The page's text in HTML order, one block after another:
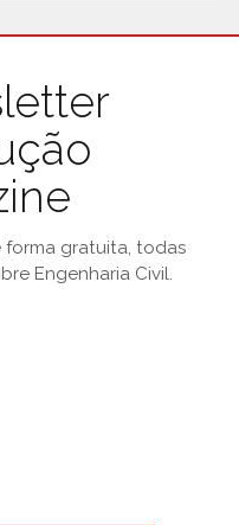
forma gratuita, todas
Engenharia Civil.